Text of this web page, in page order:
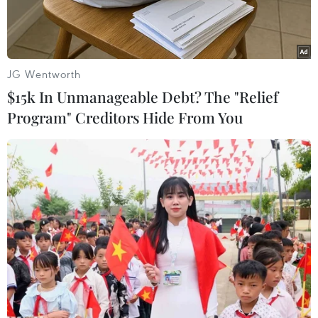
lũ vừa
Bộ trưởng Bộ Y tế Nguyễn Thị Kim Tiến cùng lãnh đạo Bộ, các
đơn vị và cán bộ ủng hộ đồng bào bị thiệt hại do mưa lũ. (Ảnh:
Dương Ngọc/TTXVN)
Sáng 3/8, Bộ Y tế tổ chức vận động cán bộ, công
JG Wentworth
$15k In Unmanageable Debt? The "Relief
Program" Creditors Hide From You